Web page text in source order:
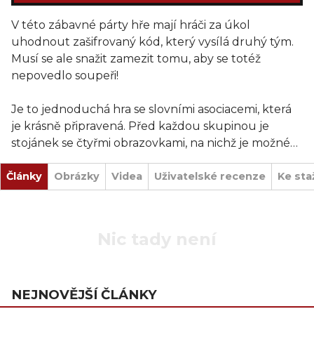
V této zábavné párty hře mají hráči za úkol
uhodnout zašifrovaný kód, který vysílá druhý tým.
Musí se ale snažit zamezit tomu, aby se totéž
nepovedlo soupeři!
Je to jednoduchá hra se slovními asociacemi, která
je krásně připravená. Před každou skupinou je
stojánek se čtyřmi obrazovkami, na nichž je možné
přečíst klíčová slova přiřazená k číslům 1–4. Jeden
člen týmu, kódovač, pak obdrží kartu s kódem a
musí vymyslet nápovědu, která bude souviset se
který dává nápovědy, střídají.
Články Obrázky Videa Uživatelské recenze Ke
NEJNOVĚJŠÍ ČLÁNKY